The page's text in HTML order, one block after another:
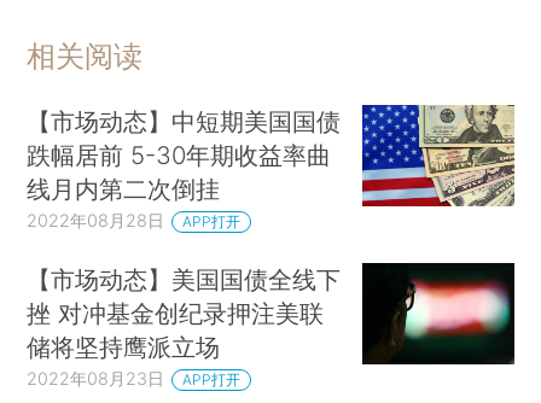
相关阅读
【市场动态】中短期美国国债
跌幅居前 5-30年期收益率曲
线月内第二次倒挂
2022年08月28日 APP打开
【市场动态】美国国债全线下
挫 对冲基金创纪录押注美联
储将坚持鹰派立场
2022年08月23日 APP打开